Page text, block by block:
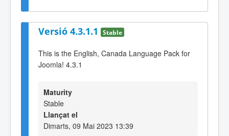
Versió 4.3.1.1 Stable
This is the English, Canada Language Pack for
Joomla! 4.3.1
Maturity
Stable
Llançat el
Dimarts, 09 Mai 2023 13:39